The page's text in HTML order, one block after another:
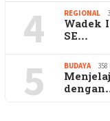
4 REGIONAL
Wadek
SE…
5 BUDAYA